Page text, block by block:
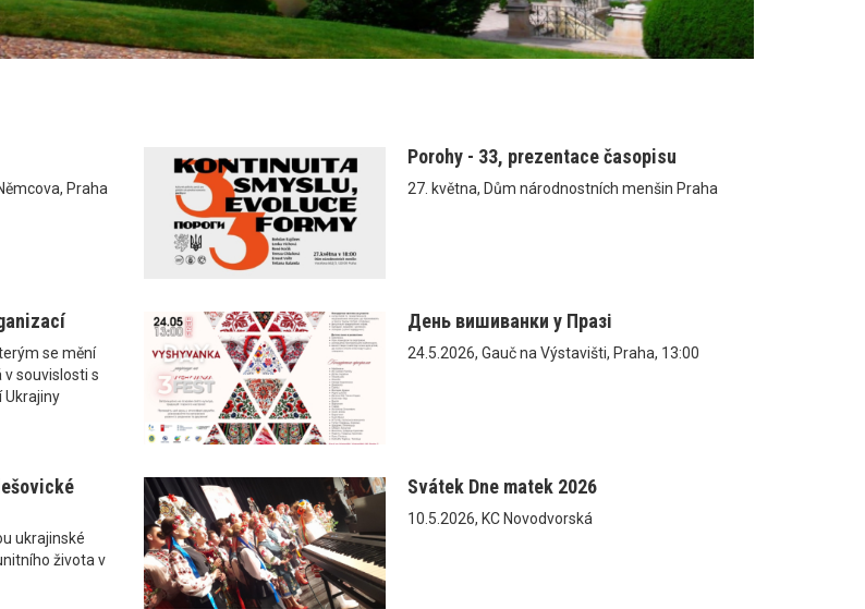
Praha
Porohy - 33, prezentace časopisu
27. května, Dům národnostních menšin Praha
se mění
souvislosti s
День вишиванки у Празі
24.5.2026, Gauč na Výstavišti, Praha, 13:00
ukrajinské
života v
Svátek Dne matek 2026
10.5.2026, KC Novodvorská